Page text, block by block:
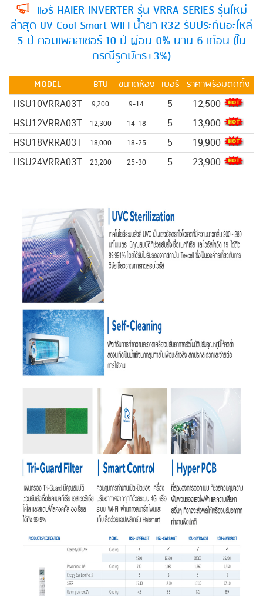
แอร์ HAIER INVERTER รุ่น VRRA SERIES รุ่นใหม่
ล่าสุด UV Cool Smart WIFI น้ำยา R32 รับประกันอะไหล่
5 ปี คอมเพลสเซอร์ 10 ปี ผ่อน 0% นาน 6 เดือน (ใน
กรณีรูดบัตร+3%)
MODEL BTU ขนาดห้อง เบอร์ ราคาพร้อมติดตั้ง
HSU10VRRA03T 9,200 9-14 5 12,500
HSU12VRRA03T 12,300 14-18 5 13,900
HSU18VRRA03T 18,000 18-25 5 19,900
HSU24VRRA03T 23,200 25-30 5 23,900